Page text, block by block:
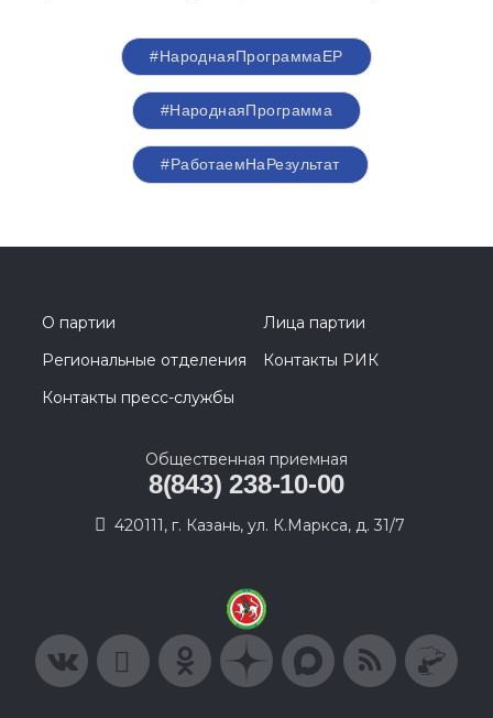
#НароднаяПрограммаЕР
#НароднаяПрограмма
#РаботаемНаРезультат
О партии
Лица партии
Региональные отделения
Контакты РИК
Контакты пресс-службы
Общественная приемная
8(843) 238-10-00
420111, г. Казань, ул. К.Маркса, д. 31/7